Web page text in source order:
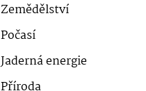
Zemědělství
Počasí
Jaderná energie
Příroda